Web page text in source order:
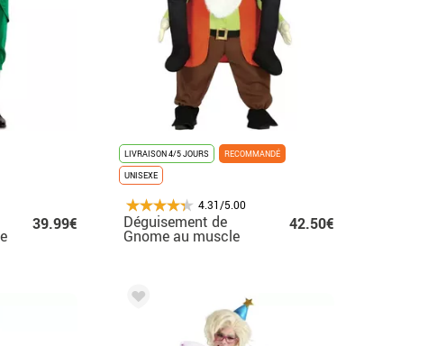
39.99€
LIVRAISON 4/5 JOURS
RECOMMANDÉ
UNISEXE
4.31/5.00
Déguisement de
Gnome au muscle
42.50€